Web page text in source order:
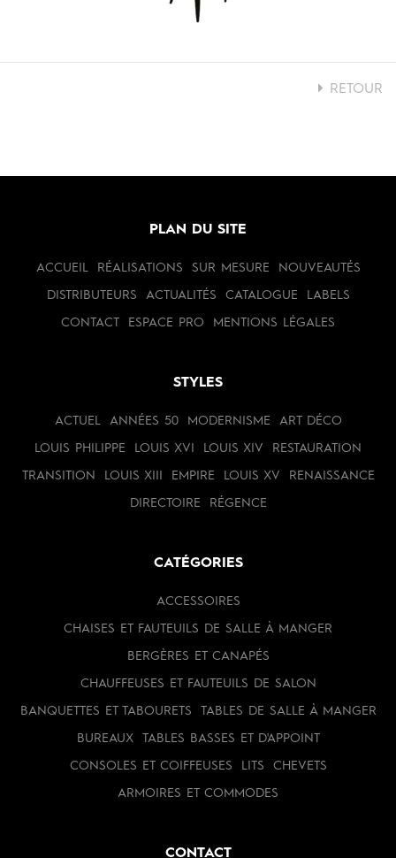
RETOUR
PLAN DU SITE
ACCUEIL RÉALISATIONS SUR MESURE NOUVEAUTÉS
DISTRIBUTEURS ACTUALITÉS CATALOGUE LABELS
CONTACT ESPACE PRO MENTIONS LÉGALES
STYLES
ACTUEL ANNÉES 50 MODERNISME ART DÉCO
LOUIS PHILIPPE LOUIS XVI LOUIS XIV RESTAURATION
TRANSITION LOUIS XIII EMPIRE LOUIS XV RENAISSANCE
DIRECTOIRE RÉGENCE
CATÉGORIES
ACCESSOIRES
CHAISES ET FAUTEUILS DE SALLE À MANGER
BERGÈRES ET CANAPÉS
CHAUFFEUSES ET FAUTEUILS DE SALON
BANQUETTES ET TABOURETS TABLES DE SALLE À MANGER
BUREAUX TABLES BASSES ET D'APPOINT
CONSOLES ET COIFFEUSES LITS CHEVETS
ARMOIRES ET COMMODES
CONTACT